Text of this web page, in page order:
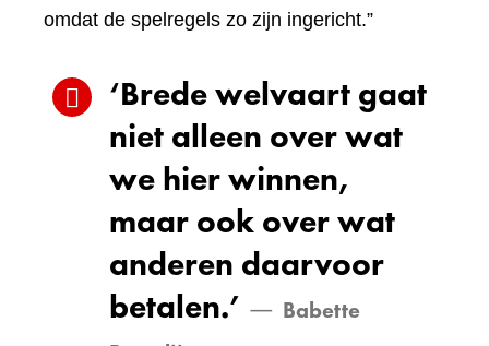
omdat de spelregels zo zijn ingericht.”
‘Brede welvaart gaat
niet alleen over wat
we hier winnen,
maar ook over wat
anderen daarvoor
betalen.’
Babette